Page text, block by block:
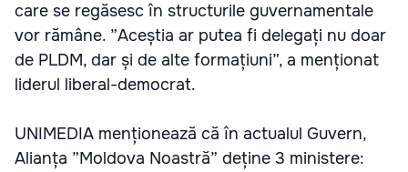
care se regăsesc în structurile guvernamentale
vor rămâne. ”Aceștia ar putea fi delegați nu doar
de PLDM, dar și de alte formațiuni”, a menționat
liderul liberal-democrat.
UNIMEDIA menționează că în actualul Guvern,
Alianța ”Moldova Noastră” deține 3 ministere: